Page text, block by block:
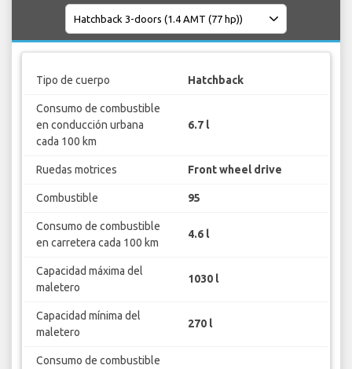
Tipo de cuerpo Hatchback
Consumo de combustible
en conducción urbana
cada 100 km
6.7 l
Ruedas motrices Front wheel drive
Combustible 95
Consumo de combustible
en carretera cada 100 km
4.6 l
Capacidad máxima del
maletero
1030 l
Capacidad mínima del
maletero
270 l
Consumo de combustible